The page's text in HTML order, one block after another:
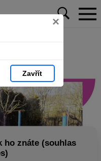
×
Zavřít
ho znáte (souhlas